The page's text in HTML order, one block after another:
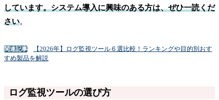
しています。システム導入に興味のある方は、ぜひ一読くだ
さい。
関連記事
【2026年】ログ監視ツール６選比較！ランキングや目的別おす
すめ製品を解説
ログ監視ツールの選び方